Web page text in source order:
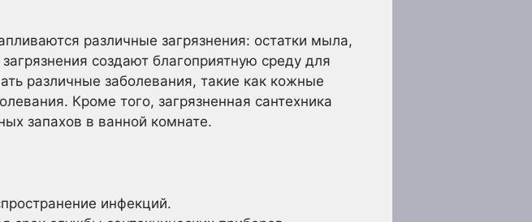
различные загрязнения: остатки мыла,
создают благоприятную среду для
различные заболевания, такие как кожные
Кроме того, загрязненная сантехника
запахов в ванной комнате.
инфекций.